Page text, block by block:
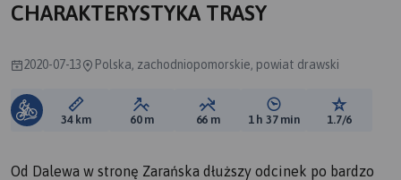
CHARAKTERYSTYKA TRASY
2020-07-13 Polska, zachodniopomorskie, powiat drawski
Długość trasy:
34 km Suma przewyższeń:
60 m Suma spadków:
66 m Średni czas potrzebny
1 h 37 min Ocena
1.7/6
Od Dalewa w stronę Zarańska dłuższy odcinek po bardzo